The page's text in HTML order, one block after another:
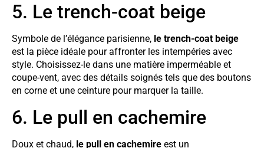
5. Le trench-coat beige
Symbole de l’élégance parisienne, le trench-coat beige
est la pièce idéale pour affronter les intempéries avec
style. Choisissez-le dans une matière imperméable et
coupe-vent, avec des détails soignés tels que des boutons
en corne et une ceinture pour marquer la taille.
6. Le pull en cachemire
Doux et chaud, le pull en cachemire est un